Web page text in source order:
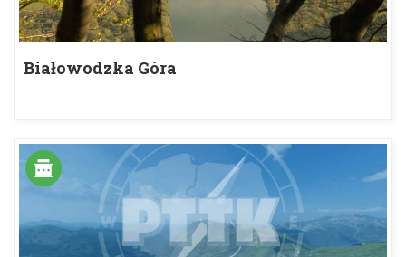
Białowodzka Góra